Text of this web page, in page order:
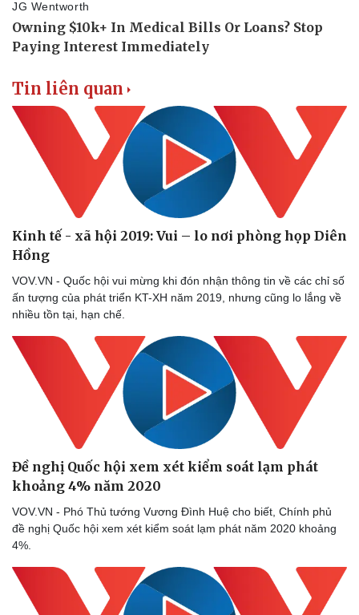
Sức khỏe
Dinh dưỡng - món ngon
Cây thuốc
Sản phụ khoa
Nhi khoa
Nam khoa
Làm đẹp - giảm cân
Ăn sạch sống khỏe
Đời sống
Nhà đẹp
Tình yêu - Gia đình
Tin liên quan
Kinh tế - xã hội 2019: Vui – lo nơi phòng họp Diên
Hồng
VOV.VN - Quốc hội vui mừng khi đón nhận thông tin về các chỉ số
ấn tượng của phát triển KT-XH năm 2019, nhưng cũng lo lắng về
nhiều tồn tại, hạn chế.
Đề nghị Quốc hội xem xét kiểm soát lạm phát
khoảng 4% năm 2020
VOV.VN - Phó Thủ tướng Vương Đình Huệ cho biết, Chính phủ
đề nghị Quốc hội xem xét kiểm soát lạm phát năm 2020 khoảng
4%.